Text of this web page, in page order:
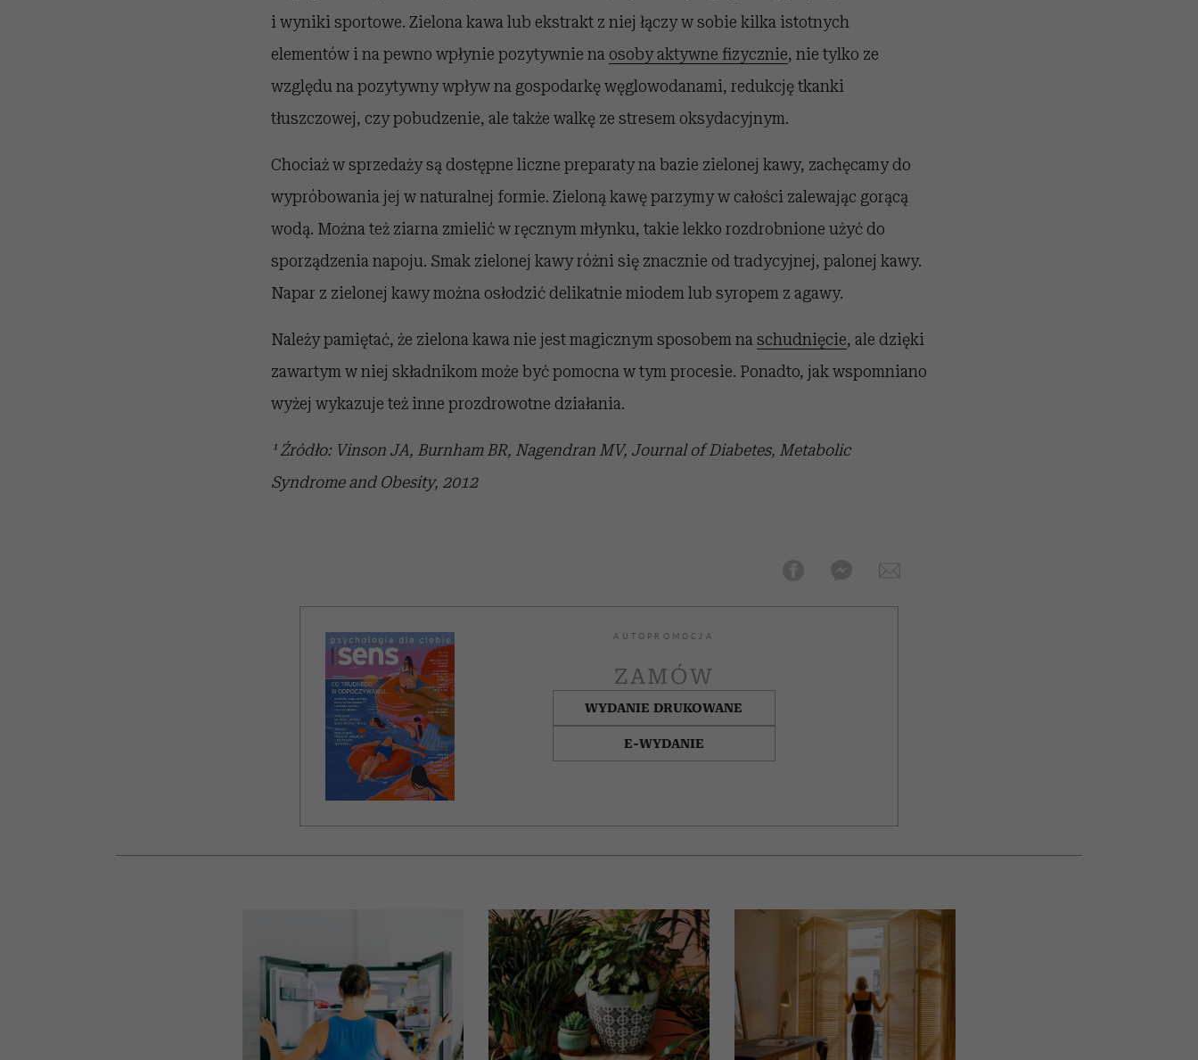
i wyniki sportowe. Zielona kawa lub ekstrakt z niej łączy w sobie kilka istotnych
elementów i na pewno wpłynie pozytywnie na osoby aktywne fizycznie, nie tylko ze
względu na pozytywny wpływ na gospodarkę węglowodanami, redukcję tkanki
tłuszczowej, czy pobudzenie, ale także walkę ze stresem oksydacyjnym.
Chociaż w sprzedaży są dostępne liczne preparaty na bazie zielonej kawy, zachęcamy do
wypróbowania jej w naturalnej formie. Zieloną kawę parzymy w całości zalewając gorącą
wodą. Można też ziarna zmielić w ręcznym młynku, takie lekko rozdrobnione użyć do
sporządzenia napoju. Smak zielonej kawy różni się znacznie od tradycyjnej, palonej kawy.
Napar z zielonej kawy można osłodzić delikatnie miodem lub syropem z agawy.
Należy pamiętać, że zielona kawa nie jest magicznym sposobem na schudnięcie, ale dzięki
zawartym w niej składnikom może być pomocna w tym procesie. Ponadto, jak wspomniano
wyżej wykazuje też inne prozdrowotne działania.
¹ Źródło: Vinson JA, Burnham BR, Nagendran MV, Journal of Diabetes, Metabolic
Syndrome and Obesity, 2012
AUTOPROMOCJA
ZAMÓW
WYDANIE DRUKOWANE
E-WYDANIE